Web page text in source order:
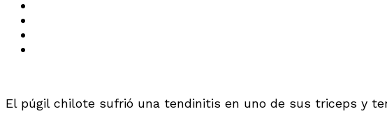
El púgil chilote sufrió una tendinitis en uno de sus triceps y